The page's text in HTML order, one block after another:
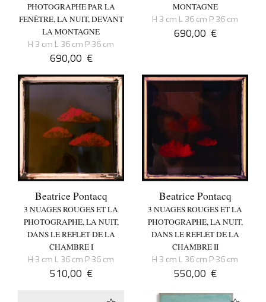
PHOTOGRAPHE PAR LA
FENÊTRE, LA NUIT, DEVANT
LA MONTAGNE
H 3 cm L 36 cm P 36 cm
690,00 €
MONTAGNE
H 3 cm L 36 cm P 36 cm
690,00 €
Beatrice Pontacq
3 NUAGES ROUGES ET LA
PHOTOGRAPHE, LA NUIT,
DANS LE REFLET DE LA
CHAMBRE I
H 3 cm L 36 cm P 36 cm
510,00 €
Beatrice Pontacq
3 NUAGES ROUGES ET LA
PHOTOGRAPHE, LA NUIT,
DANS LE REFLET DE LA
CHAMBRE II
H 3 cm L 36 cm P 36 cm
550,00 €